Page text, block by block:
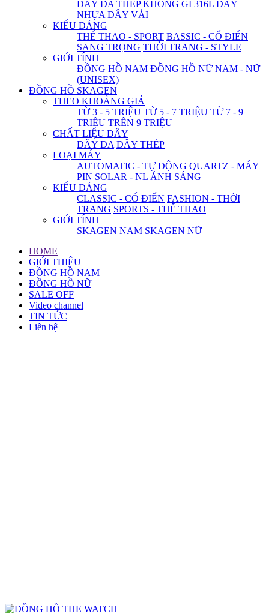
DÂY DA THÉP KHÔNG GỈ 316L DÂY
NHỰA DÂY VẢI
KIỂU DÁNG
THỂ THAO - SPORT BASSIC - CỔ ĐIỂN
SANG TRỌNG THỜI TRANG - STYLE
GIỚI TÍNH
ĐỒNG HỒ NAM ĐỒNG HỒ NỮ NAM - NỮ
(UNISEX)
ĐỒNG HỒ SKAGEN
THEO KHOẢNG GIÁ
TỪ 3 - 5 TRIỆU TỪ 5 - 7 TRIỆU TỪ 7 - 9
TRIỆU TRÊN 9 TRIỆU
CHẤT LIỆU DÂY
DÂY DA DÂY THÉP
LOẠI MÁY
AUTOMATIC - TỰ ĐỘNG QUARTZ - MÁY
PIN SOLAR - NL ÁNH SÁNG
KIỂU DÁNG
CLASSIC - CỔ ĐIỂN FASHION - THỜI
TRANG SPORTS - THỂ THAO
GIỚI TÍNH
SKAGEN NAM SKAGEN NỮ
HOME
GIỚI THIỆU
ĐỒNG HỒ NAM
ĐỒNG HỒ NỮ
SALE OFF
Video channel
TIN TỨC
Liên hệ